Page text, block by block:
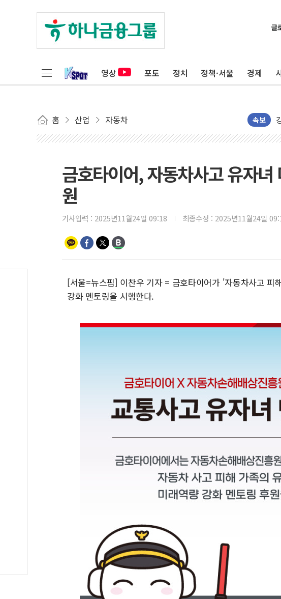
영상 포토 정치 정책·서울 경제
홈 산업 자동차 속보
'
금호타이어, 자동차사고 유자
원
기사입력 : 2025년11월24일 09:18 최종수정 : 2025년11월24일
[서울=뉴스핌] 이찬우 기자 = 금호타이어가 '자동차사고 피
강화 멘토링을 시행한다.